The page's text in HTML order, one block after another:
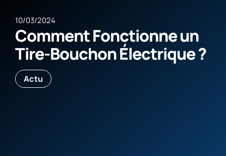
10/03/2024
Comment Fonctionne un
Tire-Bouchon Électrique ?
Actu